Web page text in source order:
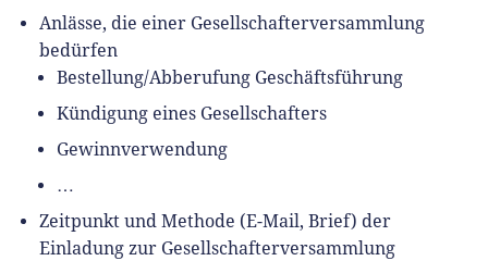
Anlässe, die einer Gesellschafterversammlung
bedürfen
Bestellung/Abberufung Geschäftsführung
Kündigung eines Gesellschafters
Gewinnverwendung
…
Zeitpunkt und Methode (E-Mail, Brief) der
Einladung zur Gesellschafterversammlung